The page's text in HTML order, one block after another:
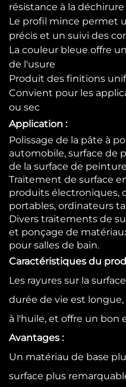
résistance à la
Le profil mince permet
précis et un suivi des
La couleur bleue offre
de l'usure
Produit des finitions
Convient pour les
ou sec
Application :
Polissage de la pâte à
automobile, surface de
de la surface de
Traitement de surface
produits électroniques,
portables, ordinateurs
Divers traitements de
et ponçage de
pour salles de bain.
Caractéristiques du
Les rayures sur la
durée de vie est
à l'huile, et offre un bon
Avantages :
Un matériau de base
surface plus